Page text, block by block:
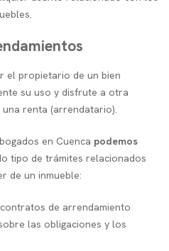
el propietario de un bien
su uso y disfrute a otra
renta (arrendatario).
en Cuenca podemos
tipo de trámites relacionados
de un inmueble:
de arrendamiento
las obligaciones y los